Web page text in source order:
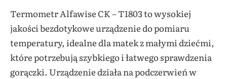
Termometr Alfawise CK – T1803 to wysokiej
jakości bezdotykowe urządzenie do pomiaru
temperatury, idealne dla matek z małymi dziećmi,
które potrzebują szybkiego i łatwego sprawdzenia
gorączki. Urządzenie działa na podczerwień w